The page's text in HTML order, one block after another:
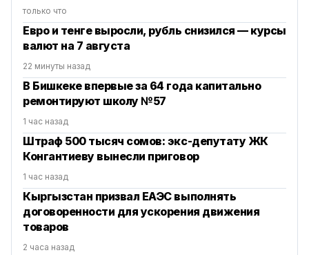
только что
Евро и тенге выросли, рубль снизился — курсы
валют на 7 августа
22 минуты назад
В Бишкеке впервые за 64 года капитально
ремонтируют школу №57
1 час назад
Штраф 500 тысяч сомов: экс-депутату ЖК
Конгантиеву вынесли приговор
1 час назад
Кыргызстан призвал ЕАЭС выполнять
договоренности для ускорения движения
товаров
2 часа назад